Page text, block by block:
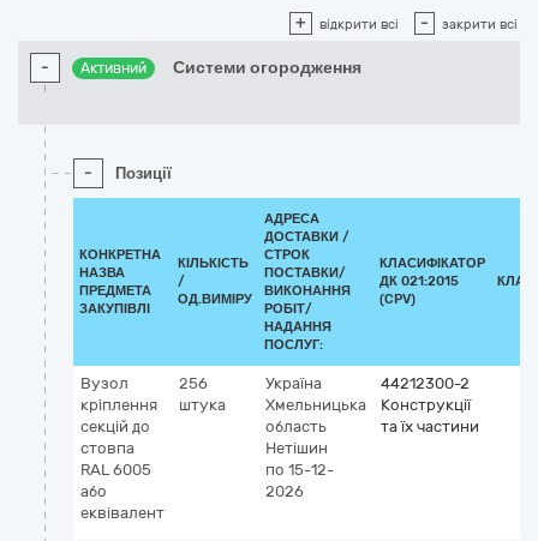
+ відкрити всі - закрити всі
- Активний Системи огородження
- Позиції
КОНКРЕТНА
НАЗВА
ПРЕДМЕТА
ЗАКУПІВЛІ
КІЛЬКІСТЬ
/
ОД.ВИМІРУ
АДРЕСА
ДОСТАВКИ /
СТРОК
ПОСТАВКИ/
ВИКОНАННЯ
РОБІТ/
НАДАННЯ
ПОСЛУГ:
КЛАСИФІКАТОР
ДК 021:2015
(CPV)
Вузол
кріплення
секцій до
стовпа
RAL 6005
або
еквівалент
256
штука
Україна
Хмельницька
область
Нетішин
по 15-12-
2026
44212300-2
Конструкції
та їх частини